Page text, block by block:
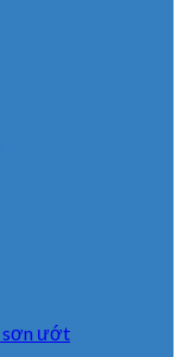
sơn ướt